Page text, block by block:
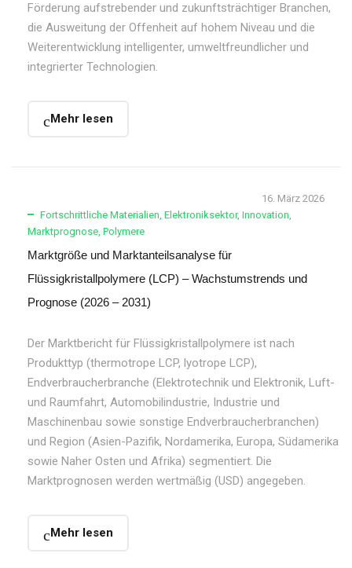
Förderung aufstrebender und zukunftsträchtiger Branchen,
die Ausweitung der Offenheit auf hohem Niveau und die
Weiterentwicklung intelligenter, umweltfreundlicher und
integrierter Technologien.
Mehr lesen
16. März 2026
Fortschrittliche Materialien, Elektroniksektor, Innovation,
Marktprognose, Polymere
Marktgröße und Marktanteilsanalyse für
Flüssigkristallpolymere (LCP) – Wachstumstrends und
Prognose (2026 – 2031)
Der Marktbericht für Flüssigkristallpolymere ist nach
Produkttyp (thermotrope LCP, lyotrope LCP),
Endverbraucherbranche (Elektrotechnik und Elektronik, Luft-
und Raumfahrt, Automobilindustrie, Industrie und
Maschinenbau sowie sonstige Endverbraucherbranchen)
und Region (Asien-Pazifik, Nordamerika, Europa, Südamerika
sowie Naher Osten und Afrika) segmentiert. Die
Marktprognosen werden wertmäßig (USD) angegeben.
Mehr lesen